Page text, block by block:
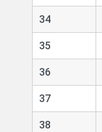
34
35
36
37
38